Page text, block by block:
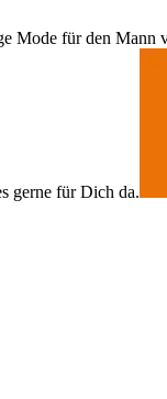
Mode für den Mann
gerne für Dich da.